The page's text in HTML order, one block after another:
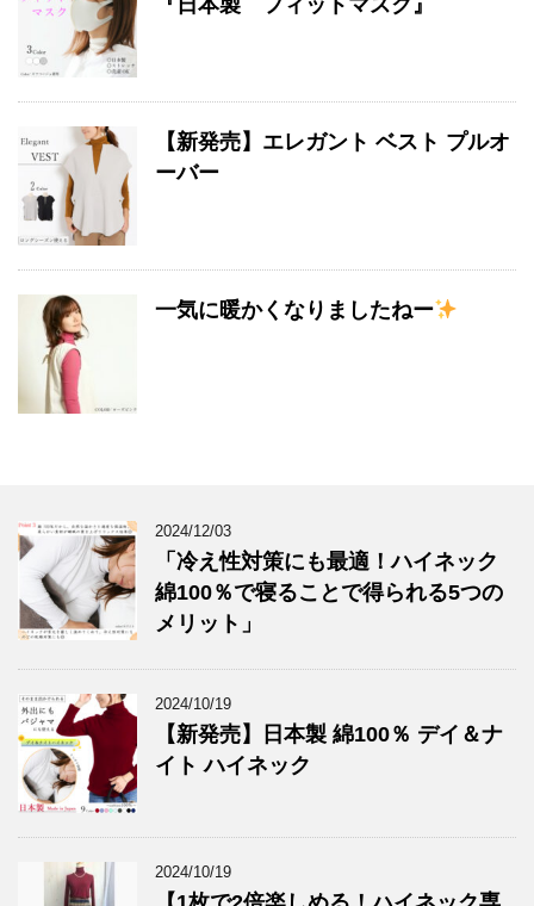
『日本製 フィットマスク』
【新発売】エレガント ベスト プルオ
ーバー
一気に暖かくなりましたねー
2024/12/03
「冷え性対策にも最適！ハイネック
綿100％で寝ることで得られる5つの
メリット」
2024/10/19
【新発売】日本製 綿100％ デイ＆ナ
イト ハイネック
2024/10/19